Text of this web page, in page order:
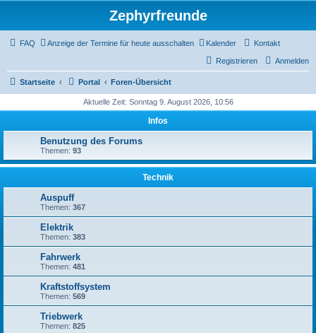
Zephyrfreunde
FAQ Anzeige der Termine für heute ausschalten Kalender Kontakt
Anmelden
Registrieren
Startseite Portal Foren-Übersicht
Aktuelle Zeit: Sonntag 9. August 2026, 10:56
Infos
Benutzung des Forums
Themen: 93
Technik
Auspuff
Themen: 367
Elektrik
Themen: 383
Fahrwerk
Themen: 481
Kraftstoffsystem
Themen: 569
Triebwerk
Themen: 825